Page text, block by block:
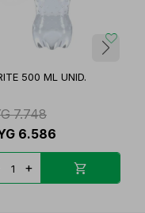
500 ML UNID.
7.748
6.586
+